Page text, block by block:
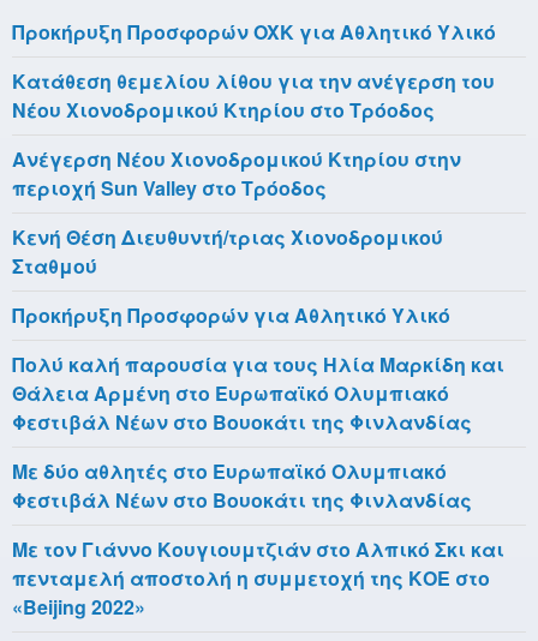
Προκήρυξη Προσφορών OXK για Αθλητικό Υλικό
Κατάθεση θεμελίου λίθου για την ανέγερση του
Νέου Χιονοδρομικού Κτηρίου στο Τρόοδος
Aνέγερση Νέου Χιονοδρομικού Κτηρίου στην
περιοχή Sun Valley στο Τρόοδος
Κενή Θέση Διευθυντή/τριας Χιονοδρομικού
Σταθμού
Προκήρυξη Προσφορών για Αθλητικό Υλικό
Πολύ καλή παρουσία για τους Ηλία Μαρκίδη και
Θάλεια Αρμένη στο Ευρωπαϊκό Ολυμπιακό
Φεστιβάλ Νέων στο Βουοκάτι της Φινλανδίας
Με δύο αθλητές στο Ευρωπαϊκό Ολυμπιακό
Φεστιβάλ Νέων στο Βουοκάτι της Φινλανδίας
Με τον Γιάννο Κουγιουμτζιάν στο Αλπικό Σκι και
πενταμελή αποστολή η συμμετοχή της ΚΟΕ στο
«Beijing 2022»